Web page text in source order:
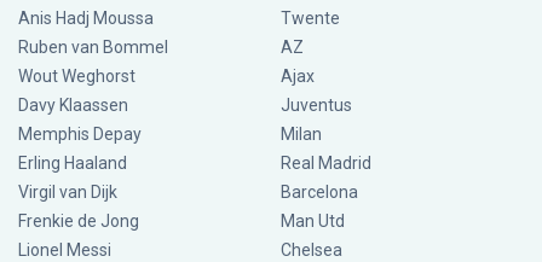
Anis Hadj Moussa
Ruben van Bommel
Wout Weghorst
Davy Klaassen
Memphis Depay
Erling Haaland
Virgil van Dijk
Frenkie de Jong
Lionel Messi
Twente
AZ
Ajax
Juventus
Milan
Real Madrid
Barcelona
Man Utd
Chelsea